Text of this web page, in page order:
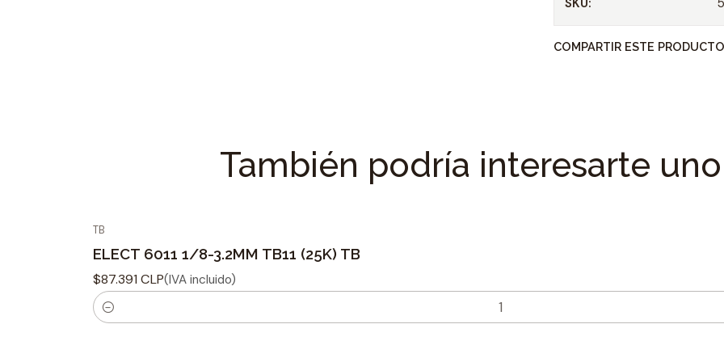
SKU:
COMPARTIR ESTE PRODUCTO
También podría interesarte
TB
ELECT 6011 1/8-3.2MM TB11 (25K) TB
$87.391 CLP(IVA incluido)
C